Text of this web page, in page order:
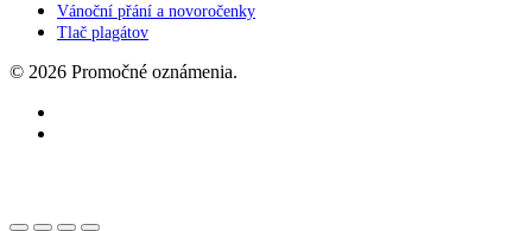
Vánoční přání a novoročenky
Tlač plagátov
© 2026 Promočné oznámenia.